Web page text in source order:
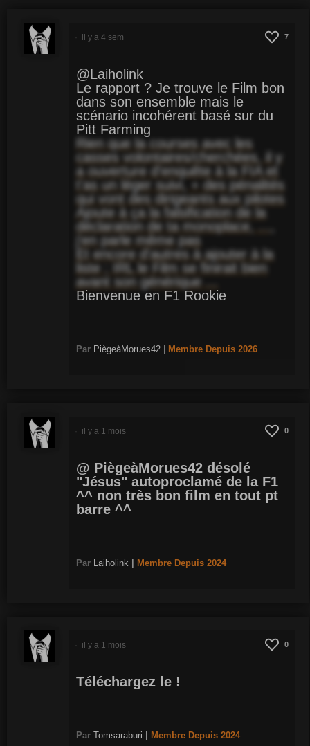
7
@Laiholink
Le rapport ? Je trouve le Film bon
dans son ensemble mais le
scénario incohérent basé sur du
Pitt Farming
Rien que la courses avec les
casses volontaires/cherchées, il y
a ouverture d'enquête à la FIA et
t'as un léger suivi, + des pénalités
qui vont des dirigeants aux pilotes
Ajoute à ça la falsification de la
déclaration de ta monoplace, ...,
j'en parle même pas
Et encore d'autres à ajouter à la
liste ; IRL le Film se finirait bien
avant son générique ...
Bienvenue en F1 Rookie
Par PiègeàMorues42 Membre Depuis 2026
il y a 4 sem
0
@ PiègeàMorues42 désolé
"Jésus" autoproclamé de la F1
^^ non très bon film en tout pt
barre ^^
Par Laiholink Membre Depuis 2024
il y a 1 mois
0
Téléchargez le !
Par Tomsaraburi Membre Depuis 2024
il y a 1 mois